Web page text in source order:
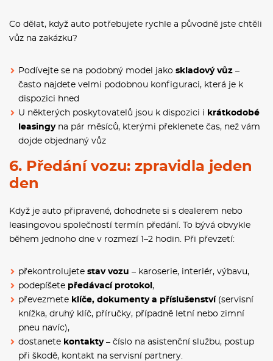
Co dělat, když auto potřebujete rychle a původně jste chtěli
vůz na zakázku?
Podívejte se na podobný model jako skladový vůz –
často najdete velmi podobnou konfiguraci, která je k
dispozici hned
U některých poskytovatelů jsou k dispozici i krátkodobé
leasingyna pár měsíců, kterými překlenete čas, než vám
dojde objednaný vůz
6. Předání vozu: zpravidla jeden
den
Když je auto připravené, dohodnete si s dealerem nebo
leasingovou společností termín předání. To bývá obvykle
během jednoho dne v rozmezí 1–2 hodin. Při převzetí:
překontrolujete stav vozu – karoserie, interiér, výbavu,
podepíšete předávací protokol ,
převezmete klíče, dokumenty a příslušenství (servisní
knížka, druhý klíč, příručky, případně letní nebo zimní
pneu navíc),
dostanete kontakty– číslo na asistenční službu, postup
při škodě, kontakt na servisní partnery.